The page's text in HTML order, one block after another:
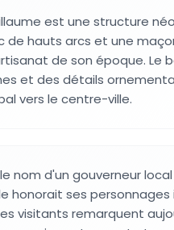
est une structure
de hauts arcs et une
de son époque. Le
et des détails
vers le centre-ville.
nom d'un gouverneur
honorait ses
visitants remarquent